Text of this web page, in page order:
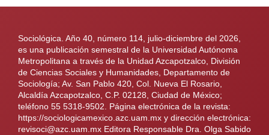
Sociológica. Año 40, número 114, julio-diciembre del 2026,
es una publicación semestral de la Universidad Autónoma
Metropolitana a través de la Unidad Azcapotzalco, División
de Ciencias Sociales y Humanidades, Departamento de
Sociología; Av. San Pablo 420, Col. Nueva El Rosario,
Alcaldía Azcapotzalco, C.P. 02128, Ciudad de México;
teléfono 55 5318-9502. Página electrónica de la revista:
https://sociologicamexico.azc.uam.mx y dirección electrónica:
revisoci@azc.uam.mx Editora Responsable Dra. Olga Sabido